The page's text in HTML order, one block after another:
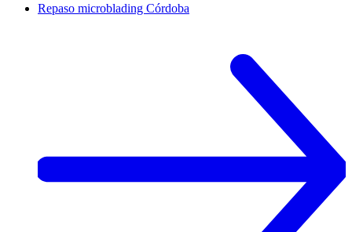
Repaso microblading Córdoba